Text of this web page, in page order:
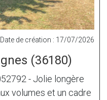
Date de création : 17/07/2026
(36180)
- Jolie longère
volumes et un cadre